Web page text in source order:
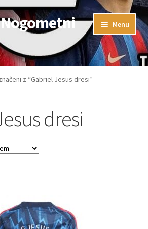
Menu
z “Gabriel Jesus dresi”
dresi